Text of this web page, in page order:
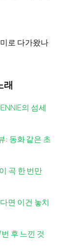
로 다가왔나
래
의 섬세
: 동화 같은 초
곡 한 번만
면 이건 놓치
후 느낀 것